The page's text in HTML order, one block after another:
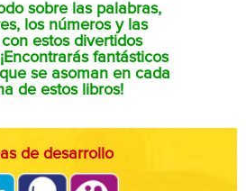
sobre las palabras,
los números y las
estos divertidos
fantásticos
se asoman en cada
de estos libros!
de desarrollo